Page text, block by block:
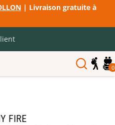
| Livraison gratuite à
0
FIRE